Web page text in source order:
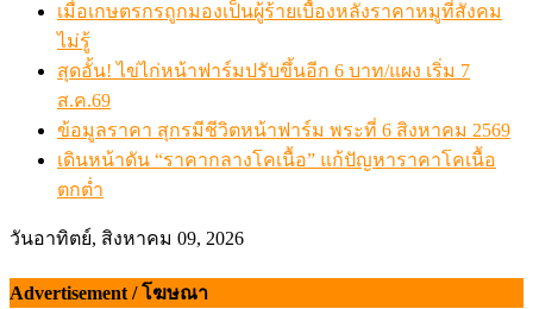
เมื่อเกษตรกรถูกมองเป็นผู้ร้ายเบื้องหลังราคาหมูที่สังคม
ไม่รู้
สุดอั้น! ไข่ไก่หน้าฟาร์มปรับขึ้นอีก 6 บาท/แผง เริ่ม 7
ส.ค.69
ข้อมูลราคา สุกรมีชีวิตหน้าฟาร์ม พระที่ 6 สิงหาคม 2569
เดินหน้าดัน “ราคากลางโคเนื้อ” แก้ปัญหาราคาโคเนื้อ
ตกต่ำ
วันอาทิตย์, สิงหาคม 09, 2026
Advertisement / โฆษณา